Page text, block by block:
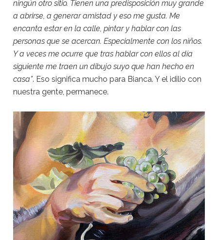
ningún otro sitio. Tienen una predisposición muy grande
a abrirse, a generar amistad y eso me gusta. Me
encanta estar en la calle, pintar y hablar con las
personas que se acercan. Especialmente con los niños.
Y a veces me ocurre que tras hablar con ellos al día
siguiente me traen un dibujo suyo que han hecho en
casa”. Eso significa mucho para Bianca. Y el idilio con
nuestra gente, permanece.